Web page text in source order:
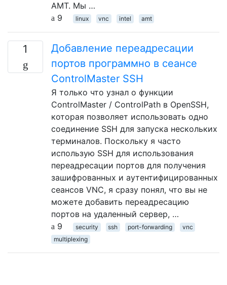
AMT. Мы …
9
linux vnc intel amt
1
Добавление переадресации
портов программно в сеансе
ControlMaster SSH
Я только что узнал о функции
ControlMaster / ControlPath в OpenSSH,
которая позволяет использовать одно
соединение SSH для запуска нескольких
терминалов. Поскольку я часто
использую SSH для использования
переадресации портов для получения
зашифрованных и аутентифицированных
сеансов VNC, я сразу понял, что вы не
можете добавить переадресацию
портов на удаленный сервер, …
9
security ssh port-forwarding
vnc
multiplexing